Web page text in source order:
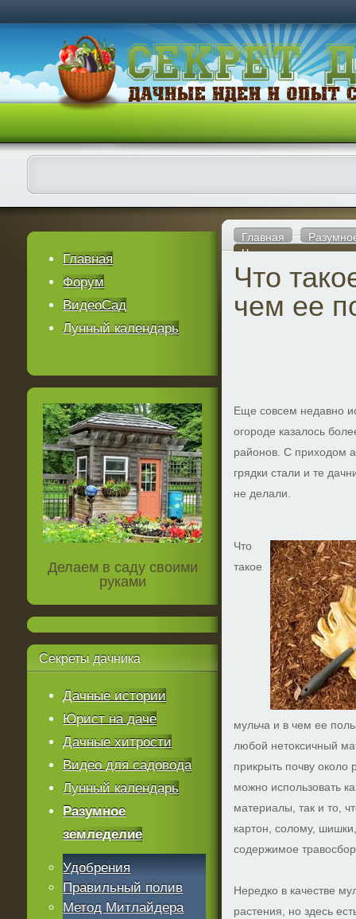
Главная
Что такое мульча и в
Что
чем ее
Еще совсем недавно
огороде казалось
районов. С приходом
грядки стали и те
не делали.
Что
такое
мульча и в чем ее
любой нетоксичный
прикрыть почву около
можно использовать
материалы, так и то,
картон, солому,
содержимое
Нередко в качестве
растения, но здесь
Главная
Форум
ВидеоСад
Лунный календарь
Делаем в саду своими
руками
Секреты дачника
Дачные истории
Юрист на даче
Дачные хитрости
Видео для садовода
Лунный календарь
Разумное
земледелие
Удобрения
Правильный полив
Метод Митлайдера